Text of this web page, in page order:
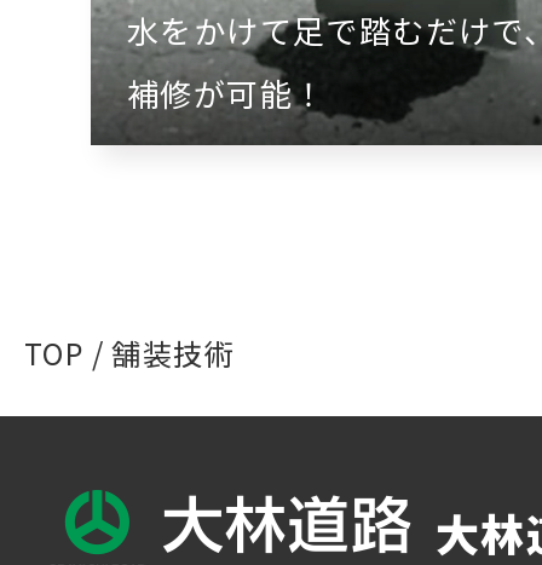
水をかけて足で踏むだけで
補修が可能！
TOP / 舗装技術
大林